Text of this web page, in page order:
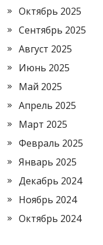
Октябрь 2025
Сентябрь 2025
Август 2025
Июнь 2025
Май 2025
Апрель 2025
Март 2025
Февраль 2025
Январь 2025
Декабрь 2024
Ноябрь 2024
Октябрь 2024